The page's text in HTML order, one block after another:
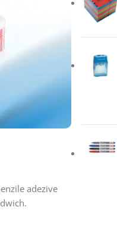
adezive